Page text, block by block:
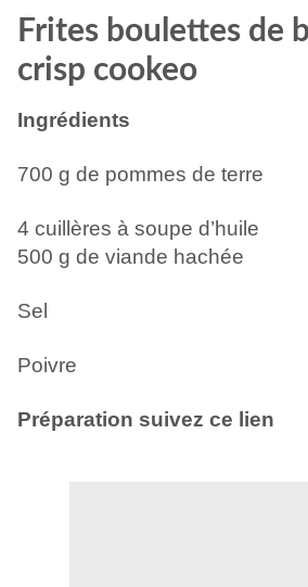
Frites boulettes de
crisp cookeo
Ingrédients
700 g de pommes de terre
4 cuillères à soupe d’huile
500 g de viande hachée
Sel
Poivre
Préparation suivez ce lien